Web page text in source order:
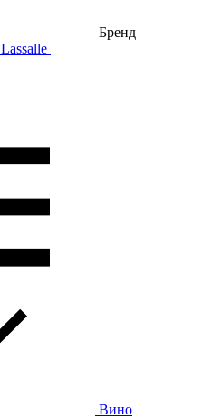
Бренд
Lassalle
Вино